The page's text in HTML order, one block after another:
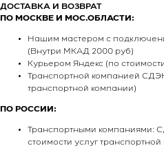
ДОСТАВКА И ВОЗВРАТ
ПО МОСКВЕ И МОС.ОБЛАСТИ:
Нашим мастером с
(Внутри МКАД 2000 руб)
Курьером Яндекс (по
Транспортной компанией
транспортной компании)
ПО РОССИИ:
Транспортными компаниями:
стоимости услуг